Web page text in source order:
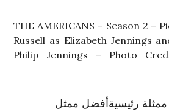
رئيسيةأفضل ممثل